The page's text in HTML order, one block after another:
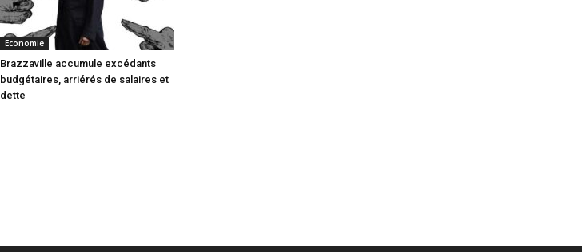
Economie
Brazzaville accumule excédants
budgétaires, arriérés de salaires et
dette